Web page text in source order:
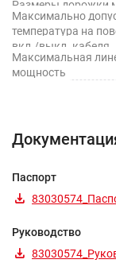
Размеры дорожки
Максимально
температура на
вкл./выкл. кабеля
Максимальная
мощность
Паспорт
Руководство